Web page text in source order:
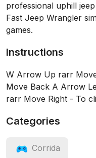
professional uphill
Fast Jeep Wrangler
games.
Instructions
W Arrow Up rarr
Move Back A Arrow
rarr Move Right - To
Categories
Corrida